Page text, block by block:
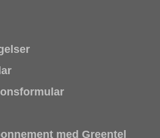
med Greentel